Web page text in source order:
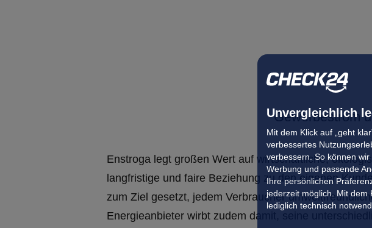
Unvergleichlich
Mit dem Klick auf „geht
verbessertes
verbessern. So können
Werbung und passende
Ihre persönlichen
jederzeit möglich. Mit dem
lediglich technisch
Gewerbestrom
Enstroga legt großen Wert auf wirtschaftliche,
langfristige und faire Beziehung zu den eigenen
zum Ziel gesetzt, jedem Verbraucher
Energieanbieter wirbt zudem damit, seine